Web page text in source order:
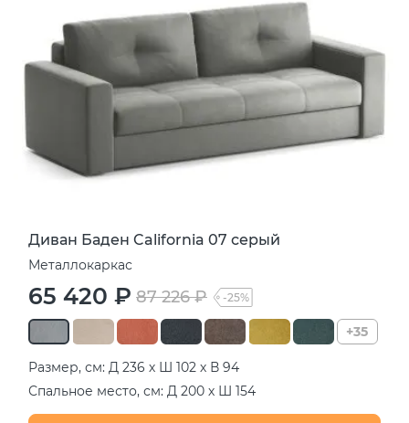
Диван Баден California 07 серый
Металлокаркас
65 420 ₽ 87 226 ₽ -25%
+35
Размер, см: Д 236 х Ш 102 х В 94
Спальное место, см: Д 200 х Ш 154